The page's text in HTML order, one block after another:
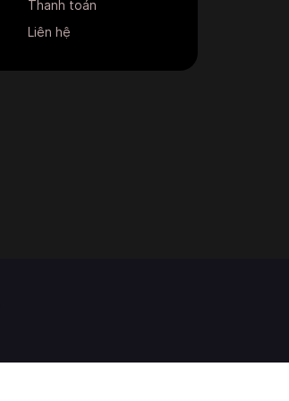
Thanh toán
Liên hệ